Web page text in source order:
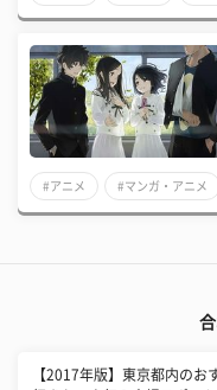
#アニメ #マンガ・アニメ
【2017年版】東京都内のお